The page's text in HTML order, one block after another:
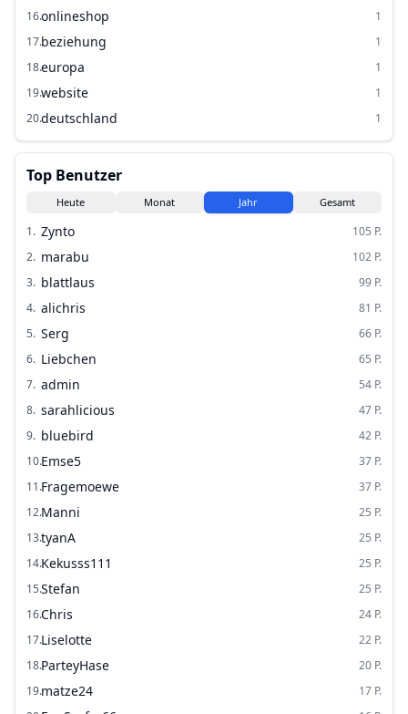
16.onlineshop
1
17.beziehung
1
18.europa
1
19.website
1
20.deutschland 1
Top Benutzer
Heute Monat Jahr Gesamt
1. Zynto 105 P.
2. marabu 102 P.
3. blattlaus 99 P.
4. alichris 81 P.
5. Serg 66 P.
6. Liebchen 65 P.
7. admin 54 P.
8. sarahlicious 47 P.
9. bluebird 42 P.
10.Emse5 37 P.
11.Fragemoewe 37 P.
12.Manni 25 P.
13.tyanA 25 P.
14.Kekusss111 25 P.
15.Stefan 25 P.
16.Chris 24 P.
17.Liselotte 22 P.
18.ParteyHase 20 P.
19.matze24 17 P.